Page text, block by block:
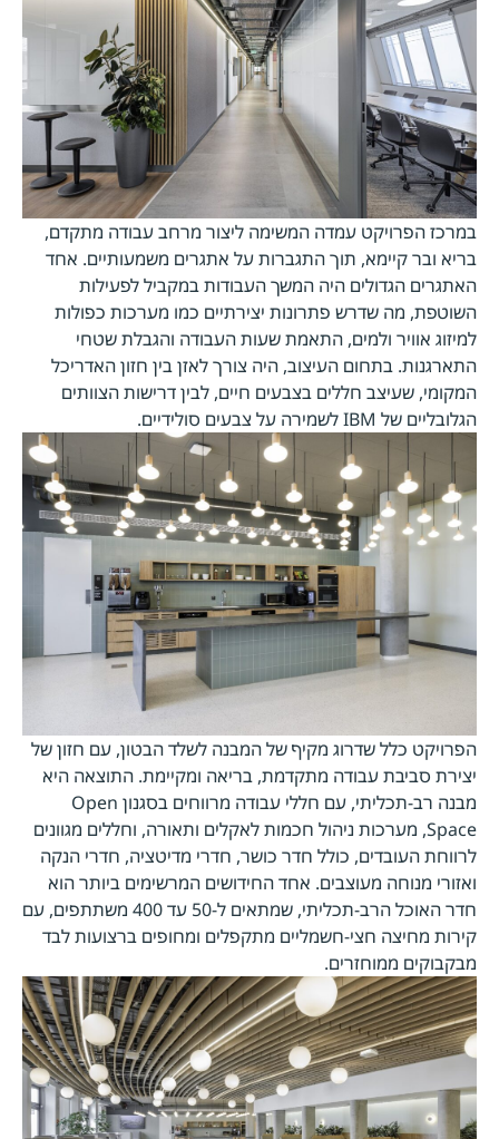
במרכז הפרויקט עמדה המשימה ליצור מרחב עבודה מתקדם,
בריא ובר קיימא, תוך התגברות על אתגרים משמעותיים. אחד
האתגרים הגדולים היה המשך העבודות במקביל לפעילות
השוטפת, מה שדרש פתרונות יצירתיים כמו מערכות כפולות
למיזוג אוויר ולמים, התאמת שעות העבודה והגבלת שטחי
התארגנות. בתחום העיצוב, היה צורך לאזן בין חזון האדריכל
המקומי, שעיצב חללים בצבעים חיים, לבין דרישות הצוותים
הגלובליים של IBM לשמירה על צבעים סולידיים.
הפרויקט כלל שדרוג מקיף של המבנה לשלד הבטון, עם חזון של
יצירת סביבת עבודה מתקדמת, בריאה ומקיימת. התוצאה היא
מבנה רב-תכליתי, עם חללי עבודה מרווחים בסגנון Open
Space, מערכות ניהול חכמות לאקלים ותאורה, וחללים מגוונים
לרווחת העובדים, כולל חדר כושר, חדרי מדיטציה, חדרי הנקה
ואזורי מנוחה מעוצבים. אחד החידושים המרשימים ביותר הוא
חדר האוכל הרב-תכליתי, שמתאים ל-50 עד 400 משתתפים, עם
קירות מחיצה חצי-חשמליים מתקפלים ומחופים ברצועות לבד
מבקבוקים ממוחזרים.